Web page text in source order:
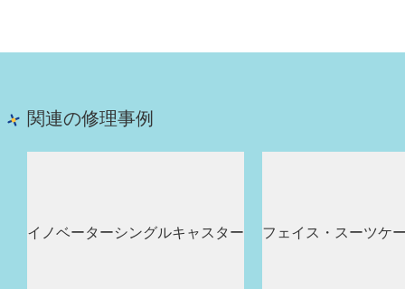
関連の修理事例